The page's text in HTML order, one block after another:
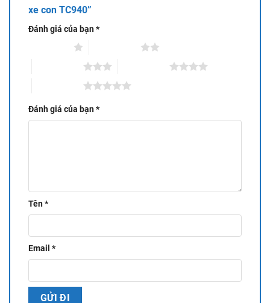
Xem thêm thiết bị khác
xe con TC940”
Đánh giá của bạn*
Đánh giá của bạn*
Tên*
Email *